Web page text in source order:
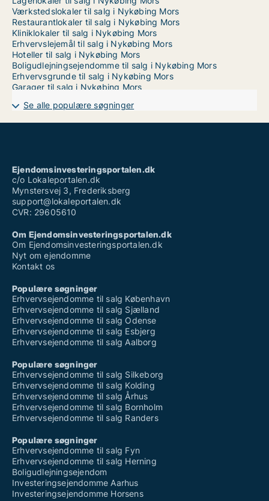
Værkstedslokaler til salg i Nykøbing Mors
Restaurantlokaler til salg i Nykøbing Mors
Kliniklokaler til salg i Nykøbing Mors
Erhvervslejemål til salg i Nykøbing Mors
Hoteller til salg i Nykøbing Mors
Boligudlejningsejendomme til salg i Nykøbing Mors
Erhvervsgrunde til salg i Nykøbing Mors
Garager til salg i Nykøbing Mors
Se alle populære søgninger
Ejendomsinvesteringsportalen.dk
c/o Lokaleportalen.dk
Mynstersvej 3, Frederiksberg
support@lokaleportalen.dk
CVR: 29605610
Om Ejendomsinvesteringsportalen.dk
Om Ejendomsinvesteringsportalen.dk
Nyt om ejendomme
Kontakt os
Populære søgninger
Erhvervsejendomme til salg København
Erhvervsejendomme til salg Sjælland
Erhvervsejendomme til salg Odense
Erhvervsejendomme til salg Esbjerg
Erhvervsejendomme til salg Aalborg
Populære søgninger
Erhvervsejendomme til salg Silkeborg
Erhvervsejendomme til salg Kolding
Erhvervsejendomme til salg Århus
Erhvervsejendomme til salg Bornholm
Erhvervsejendomme til salg Randers
Populære søgninger
Erhvervsejendomme til salg Fyn
Erhvervsejendomme til salg Herning
Boligudlejningsejendom
Investeringsejendomme Aarhus
Investeringsejendomme Horsens